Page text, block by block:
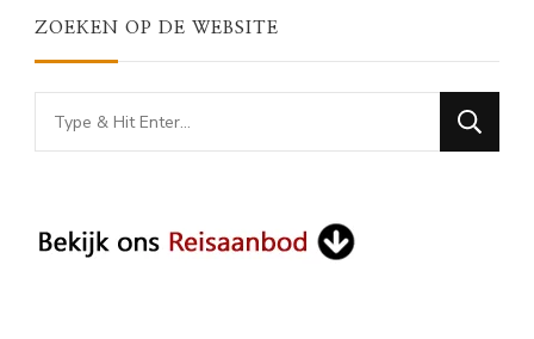
ZOEKEN OP DE WEBSITE
Looking
for